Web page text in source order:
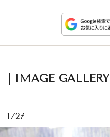
WEDDING
SDGs
MAGAZINE
IMAGE GALLERY
1/27